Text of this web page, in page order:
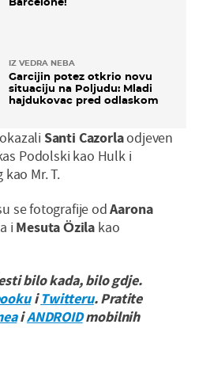
IZ VEDRA NEBA
Garcijin potez otkrio novu
situaciju na Poljudu: Mladi
hajdukovac pred odlaskom
Santi Cazorlaodjeven
Podolski kao Hulk i
Mr. T.
se fotografije odAarona
i Mesuta Özila kao
bilo kada, bilo gdje.
iTwitteru. Pratite
iANDROIDmobilnih